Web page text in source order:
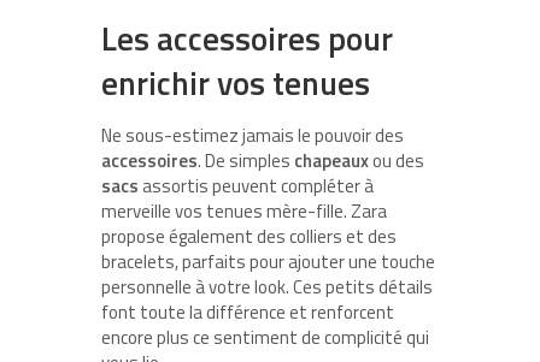
Les accessoires pour
enrichir vos tenues
Ne sous-estimez jamais le pouvoir des
accessoires. De simples chapeauxou des
sacs assortis peuvent compléter à
merveille vos tenues mère-fille. Zara
propose également des colliers et des
bracelets, parfaits pour ajouter une touche
personnelle à votre look. Ces petits détails
font toute la différence et renforcent
encore plus ce sentiment de complicité qui